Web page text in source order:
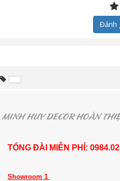
Đánh
TỔNG ĐÀI MIỄN PHÍ:
Showroom 1